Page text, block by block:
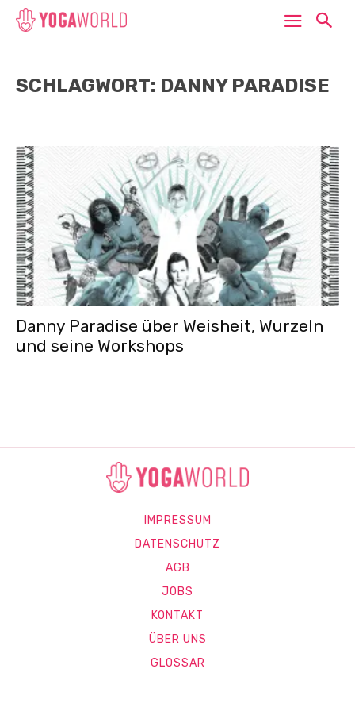
SCHLAGWORT: DANNY PARADISE
Danny Paradise über Weisheit, Wurzeln
und seine Workshops
IMPRESSUM
DATENSCHUTZ
AGB
JOBS
KONTAKT
ÜBER UNS
GLOSSAR